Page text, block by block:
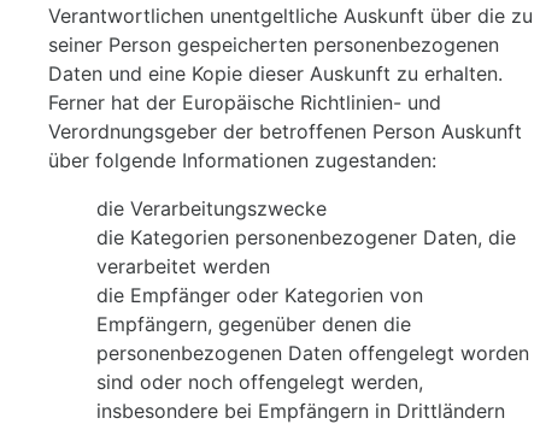
Verantwortlichen unentgeltliche Auskunft über die zu
seiner Person gespeicherten personenbezogenen
Daten und eine Kopie dieser Auskunft zu erhalten.
Ferner hat der Europäische Richtlinien- und
Verordnungsgeber der betroffenen Person Auskunft
über folgende Informationen zugestanden:
die Verarbeitungszwecke
die Kategorien personenbezogener Daten, die
verarbeitet werden
die Empfänger oder Kategorien von
Empfängern, gegenüber denen die
personenbezogenen Daten offengelegt worden
sind oder noch offengelegt werden,
insbesondere bei Empfängern in Drittländern